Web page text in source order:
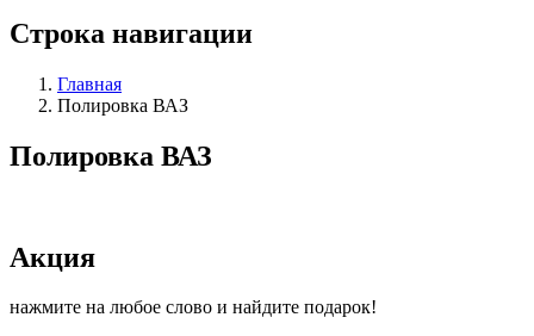
Строка навигации
Главная
Полировка ВАЗ
Полировка ВАЗ
Акция
нажмите на любое слово и найдите подарок!